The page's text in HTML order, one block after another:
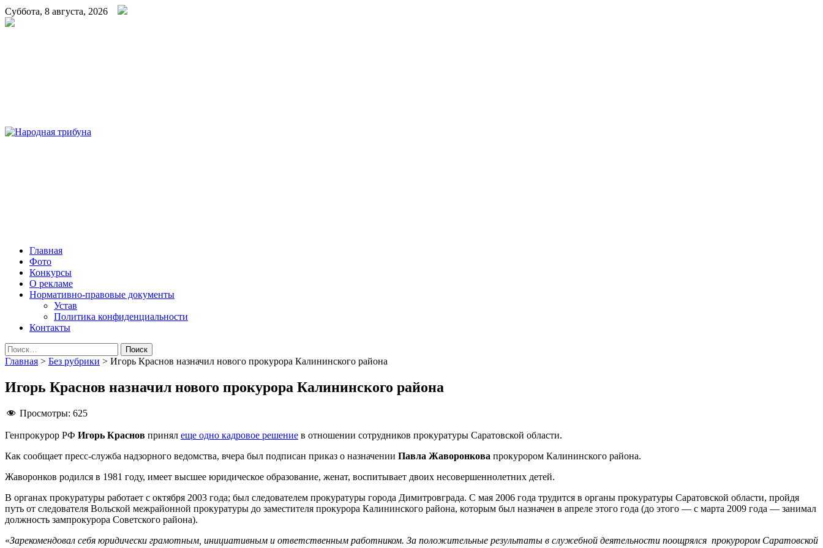
Суббота, 8 августа, 2026
Народная трибуна
Калининская районная газета
Главная
Фото
Конкурсы
О рекламе
Нормативно-правовые документы
Устав
Политика конфиденциальности
Контакты
Найти:
Главная > Без рубрики > Игорь Краснов назначил нового прокурора Калининского районa
Игорь Краснов назначил нового прокурора Калининского районa
Просмотры: 625
Генпрокурор РФ Игорь Краснов принял еще одно кадровое решение в отношении сотрудников прокуратуры Саратовской области.
Как сообщает пресс-служба надзорного ведомства, вчера был подписан приказ о назначении Павла Жаворонкова прокурором Калининского района.
Жаворонков родился в 1981 году, имеет высшее юридическое образование, женат, воспитывает двоих несовершеннолетних детей.
В органах прокуратуры работает с октября 2003 года; был следователем прокуратуры города Димитровграда. С мая 2006 года трудится в органы прокуратуры Саратовской области, пройдя
путь от следователя Вольской межрайонной прокуратуры до заместителя прокурора Калининского района, которым был назначен в апреле этого года (до этого — с марта 2009 года — занимал
должность зампрокурора Советского района).
«Зарекомендовал себя юридически грамотным, инициативным и ответственным работником. За положительные результаты в служебной деятельности поощрялся прокурором Саратовской